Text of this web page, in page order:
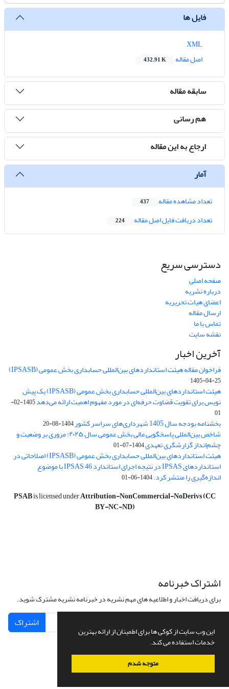
این وب سایت از کوکی ها برای اطمینان از ارائه بهترین
خدمات استفاده می کند.
متوجه شدم
فایل ها
اصل مقاله
432.91 K
سابقه مقاله
هم رسانی
ارجاع به این مقاله
آمار
تعداد مشاهده مقاله 437
تعداد دریافت فایل اصل مقاله 224
دسترسی سریع
صفحه اصلی
درباره نشریه
اعضای هیات تحریریه
ارسال مقاله
تماس با ما
نقشه سایت
آخرین اخبار
فراخوان مقاله هیئت استانداردهای بین‌المللی حسابداری بخش عمومی (IPSASB)
1405-04-25
هیئت استانداردهای بین‌المللی حسابداری بخش عمومی (IPSASB) یک پیش
نویس برای تقویت قضاوت‌ حرفه‌ای در مورد مفهوم اهمیت ارائه می‌دهد
1405-02-
01
بخشنامه بودجه سال 1405 شهرداری‌های سراسر کشور 1404-08-20
شاخص بین‌المللی پاسخگویی مالی بخش عمومی سال ۲۰۲۵: مروری بر وضعیت و
چشم‌انداز گزارشگری تعهدی1404-07-01
هیئت استانداردهای بین‌المللی حسابداری بخش عمومی (IPSASB) اصلاحاتی در
استانداردهای IPSAS در نتیجه اجرای استاندارد IPSAS 46 با موضوع
اندازه‌گیری را منتشر کرد.1404-06-01
PSABis licensed underAttribution-NonCommercial-NoDerivs (CC
BY-NC-ND)
اشتراک خبرنامه
برای دریافت اخبار و اطلاعیه های مهم نشریه در خبرنامه نشریه مشترک شوید.
اشتراک
سامانه مدیریت نشریات علمی.طراحی و پیاده سازی ازسیناوب